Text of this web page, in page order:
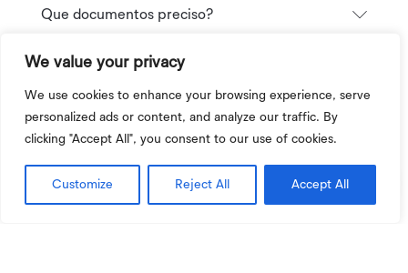
We value your privacy
We use cookies to enhance your browsing experience, serve
personalized ads or content, and analyze our traffic. By
clicking "Accept All", you consent to our use of cookies.
Customize Reject All Accept All
Que documentos preciso?
Que cursos?
Quanto custa?